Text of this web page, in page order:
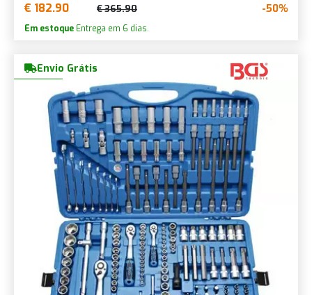
€ 182.90 € 365.90 -50%
Em estoque Entrega em 6 dias.
Envio Grátis